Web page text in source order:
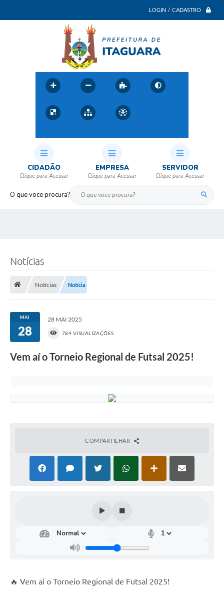
LOGIN / CADASTRO
O que voce procura?
CIDADÃO EMPRESA SERVIDOR
Notícias
Notícias Notícia
MAI
28
28 MAI 2025
784 VISUALIZAÇÕES
Vem aí o Torneio Regional de Futsal 2025!
COMPARTILHAR
🔥 Vem aí o Torneio Regional de Futsal 2025!